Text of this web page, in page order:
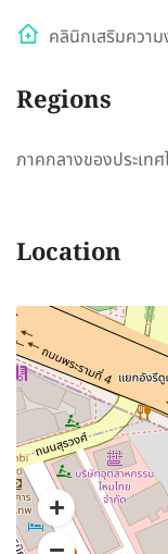
คลินิกเสริมควา
Regions
ภาคกลางของประเท
Location